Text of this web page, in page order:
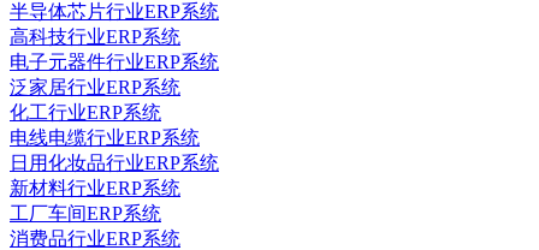
半导体芯片行业ERP系统
高科技行业ERP系统
电子元器件行业ERP系统
泛家居行业ERP系统
化工行业ERP系统
电线电缆行业ERP系统
日用化妆品行业ERP系统
新材料行业ERP系统
工厂车间ERP系统
消费品行业ERP系统